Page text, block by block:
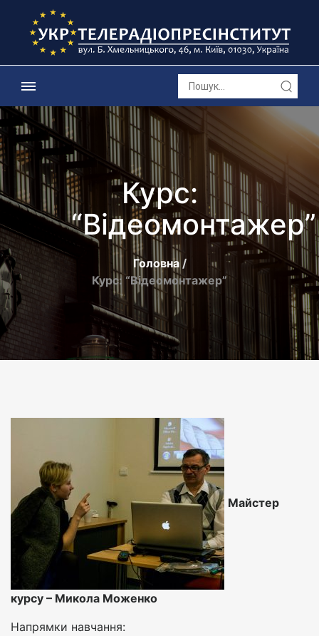
Курс:
“Відеомонтажер”
Головна
Курс: “Відеомонтажер”
Майстер
курсу – Микола Моженко
Напрямки навчання: